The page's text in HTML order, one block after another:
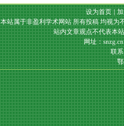
设为首页|
本站属于非盈利学术网站 所有投稿 均视为
站内文章观点不代表本
网址：
联